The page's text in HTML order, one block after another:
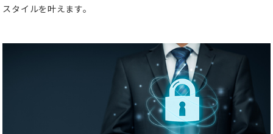
スタイルを叶えます。